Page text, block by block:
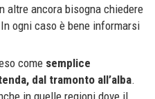
altre ancora bisogna chiedere
ogni caso è bene informarsi
come semplice
dal tramonto all’alba.